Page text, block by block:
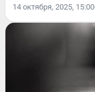
14 октября, 2025, 15:00